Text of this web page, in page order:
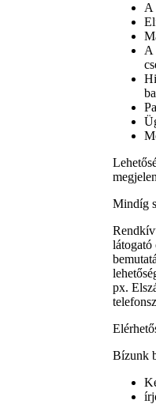
A
A
Mindíg
látogató
px.
Bízunk